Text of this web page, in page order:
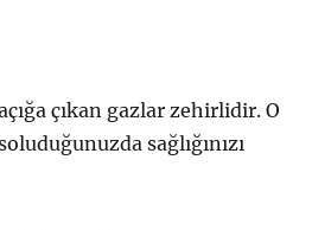
çıkan gazlar zehirlidir. O
sağlığınızı